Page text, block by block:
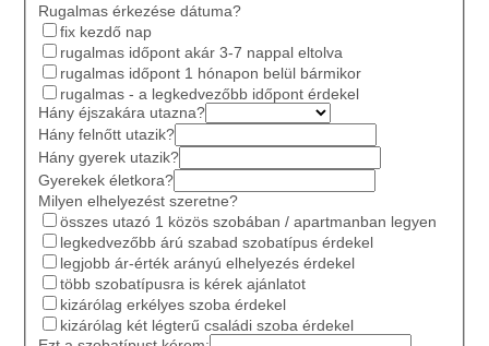
Rugalmas érkezése dátuma?
fix kezdő nap
rugalmas időpont akár 3-7 nappal eltolva
rugalmas időpont 1 hónapon belül bármikor
rugalmas - a legkedvezőbb időpont érdekel
Hány éjszakára utazna?
Hány felnőtt utazik?
Hány gyerek utazik?
Gyerekek életkora?
Milyen elhelyezést szeretne?
összes utazó 1 közös szobában / apartmanban legyen
legkedvezőbb árú szabad szobatípus érdekel
legjobb ár-érték arányú elhelyezés érdekel
több szobatípusra is kérek ajánlatot
kizárólag erkélyes szoba érdekel
kizárólag két légterű családi szoba érdekel